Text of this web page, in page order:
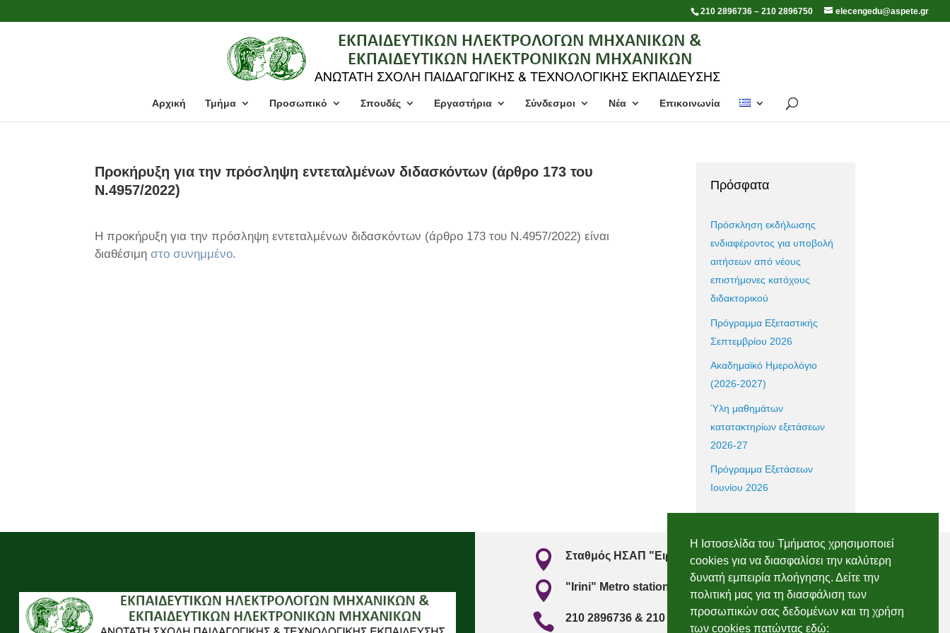
210 2896736 – 210 2896750 elecengedu@aspete.gr
Αρχική Τμήμα Προσωπικό Σπουδές Εργαστήρια Σύνδεσμοι Νέα Επικοινωνία
Προκήρυξη για την πρόσληψη εντεταλμένων διδασκόντων (άρθρο 173 του
Ν.4957/2022)
Η προκήρυξη για την πρόσληψη εντεταλμένων διδασκόντων (άρθρο 173 του Ν.4957/2022) είναι
διαθέσιμηστο συνημμένο.
Πρόσφατα
Πρόσκληση εκδήλωσης
ενδιαφέροντος για υποβολή
αιτήσεων από νέους
επιστήμονες κατόχους
διδακτορικού
Πρόγραμμα Εξεταστικής
Σεπτεμβρίου 2026
Ακαδημαϊκό Ημερολόγιο
(2026-2027)
Ύλη μαθημάτων
κατατακτηρίων εξετάσεων
2026-27
Πρόγραμμα Εξετάσεων
Ιουνίου 2026
 Σταθμός ΗΣΑΠ "Ειρήνη", 151 22, Αμαρούσιο Αττικής
 "Irini" Metro station, 151 22, Marousi, Attiki
 210 2896736 & 210 2896750
Η Ιστοσελίδα του Τμήματος χρησιμοποιεί
cookies για να διασφαλίσει την καλύτερη
δυνατή εμπειρία πλοήγησης. Δείτε την
πολιτική μας για τη διασφάλιση των
προσωπικών σας δεδομένων και τη χρήση
των cookies πατώντας εδώ: